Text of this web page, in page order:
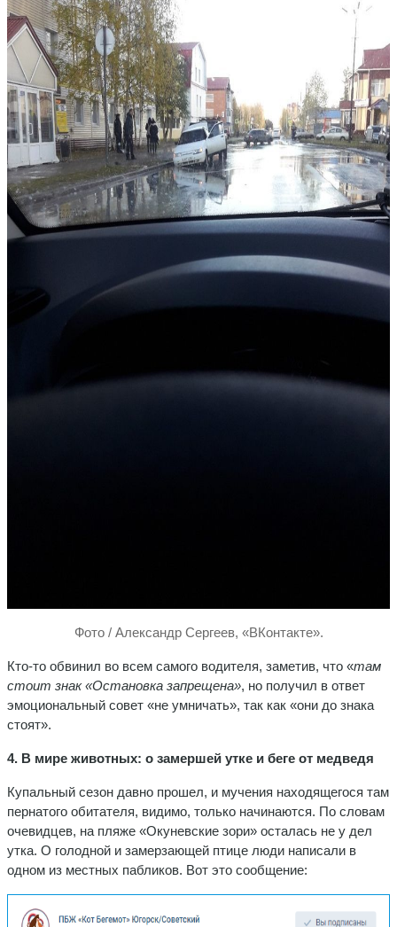
Фото / Александр Сергеев, «ВКонтакте».
Кто-то обвинил во всем самого водителя, заметив, что «там
стоит знак «Остановка запрещена», но получил в ответ
эмоциональный совет «не умничать», так как «они до знака
стоят».
4. В мире животных: о замершей утке и беге от медведя
Купальный сезон давно прошел, и мучения находящегося там
пернатого обитателя, видимо, только начинаются. По словам
очевидцев, на пляже «Окуневские зори» осталась не у дел
утка. О голодной и замерзающей птице люди написали в
одном из местных пабликов. Вот это сообщение: